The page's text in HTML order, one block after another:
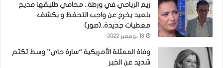
ريم الرياحي في ورطة.. محامي طليقها مديح
بلعيد يخرج عن واجب التحفظ و يكشف
معطيات جديدة..(صور)
13 نوفمبر 2022
وفاة الممثلة الأمريكية “سارة جاي” وسط تكتم
شديد عن الخبر